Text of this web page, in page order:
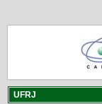
UFRJ